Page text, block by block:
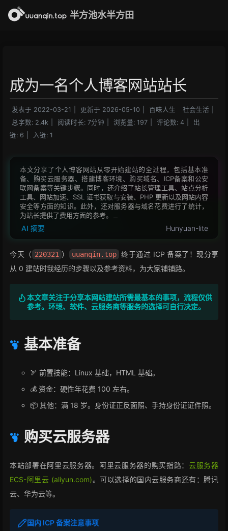
半方池水半方田
成为一名个人博客网站站长
发表于 2022-03-21 更新于 2026-05-10 百味人生 社会生活
总字数: 2.4k 阅读时长: 7分钟 浏览量: 197 评论数: 4
出
链: 6 入链: 1
本文分享了个人博客网站从零开始建站的全过程，包括基本准
备、购买云服务器、搭建博客环境、购买域名、ICP备案和公安
联网备案等关键步骤。同时，还介绍了站长管理工具、站点分析
工具、网站加速、SSL 证书获取与安装、PHP 更新以及网站内容
安全等方面的知识。此外，还对服务器与域名花费进行了统计，
为站长提供了费用方面的参考。
AI 摘要 Hunyuan-lite
今天（ 220321 ） uuanqin.top 终于通过 ICP 备案了！现分享
从 0 建站时我经历的步骤以及参考资料，为大家铺铺路。
本文章关注于分享本网站建站所需最基本的事项，流程仅供
参考。环境、软件、云服务商等服务的选择可自行决定。
基本准备
🏹 前置技能：Linux 基础，HTML 基础。
💰 资金：硬性年花费 100 左右。
📦 其他：满 18 岁。身份证正反面照、手持身份证证件照。
购买云服务器
本站部署在阿里云服务器。阿里云服务器的购买指路： 云服务器
ECS-阿里云 (aliyun.com)。可以选择的国内云服务商还有：腾讯
云、华为云等。
国内 ICP 备案注意事项